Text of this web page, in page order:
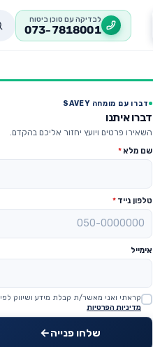
לבדיקה עם סוכן ביטוח
073-7818001
דברו עם מומחה SAVEY
דברו איתנו
השאירו פרטים ויועץ יחזור אליכם בהקדם.
שם מלא*
טלפון נייד *
אימייל
Website
קראתי ואני מאשר/ת קבלת מידע ושיווק לפי
מדיניות הפרטיות
שלחו פנייה